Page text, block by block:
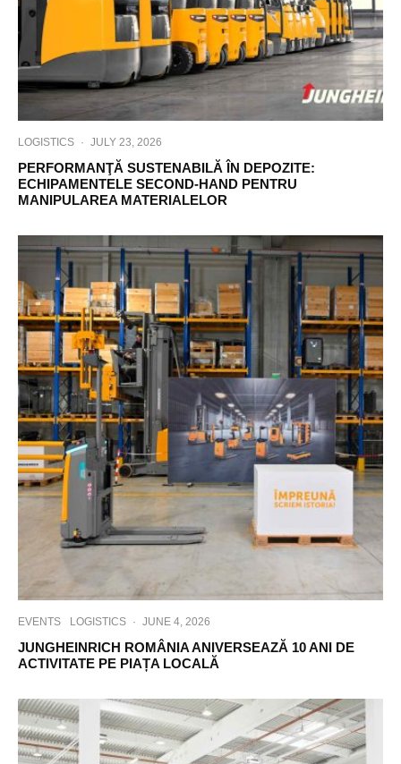
LOGISTICS · JULY 23, 2026
PERFORMANŢĂ SUSTENABILĂ ÎN DEPOZITE:
ECHIPAMENTELE SECOND-HAND PENTRU
MANIPULAREA MATERIALELOR
EVENTS LOGISTICS · JUNE 4, 2026
JUNGHEINRICH ROMÂNIA ANIVERSEAZĂ 10 ANI DE
ACTIVITATE PE PIAȚA LOCALĂ